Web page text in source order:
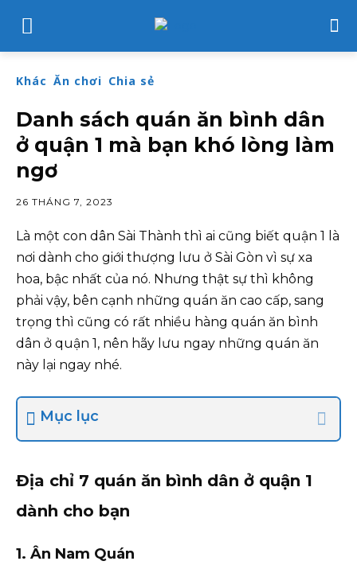
Khác Ăn chơi Chia sẻ
Danh sách quán ăn bình dân
ở quận 1 mà bạn khó lòng làm
ngơ
26 THÁNG 7, 2023
Là một con dân Sài Thành thì ai cũng biết quận 1 là
nơi dành cho giới thượng lưu ở Sài Gòn vì sự xa
hoa, bậc nhất của nó. Nhưng thật sự thì không
phải vậy, bên cạnh những quán ăn cao cấp, sang
trọng thì cũng có rất nhiều hàng quán ăn bình
dân ở quận 1, nên hãy lưu ngay những quán ăn
này lại ngay nhé.
Mục lục
Địa chỉ 7 quán ăn bình dân ở quận 1
dành cho bạn
1. Ân Nam Quán